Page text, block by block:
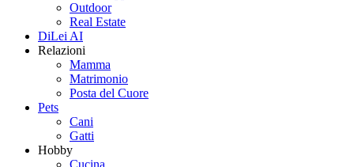
Outdoor
Real Estate
DiLei AI
Relazioni
Mamma
Matrimonio
Posta del Cuore
Pets
Cani
Gatti
Hobby
Cucina